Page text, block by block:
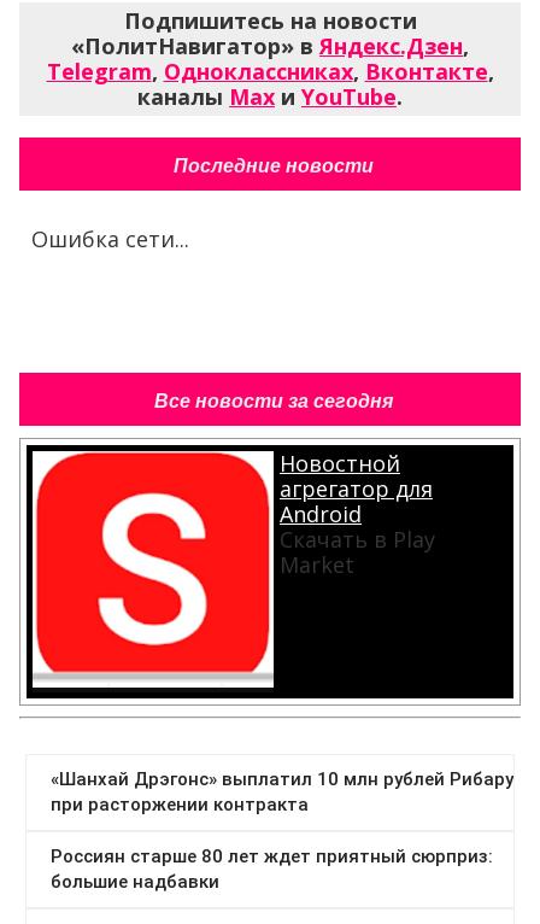
Подпишитесь на новости
«ПолитНавигатор» в Яндекс.Дзен,
Telegram, Одноклассниках, Вконтакте,
каналы Max и YouTube.
Последние новости
Ошибка сети...
Все новости за сегодня
Новостной
агрегатор для
Android
Скачать в Play
Market